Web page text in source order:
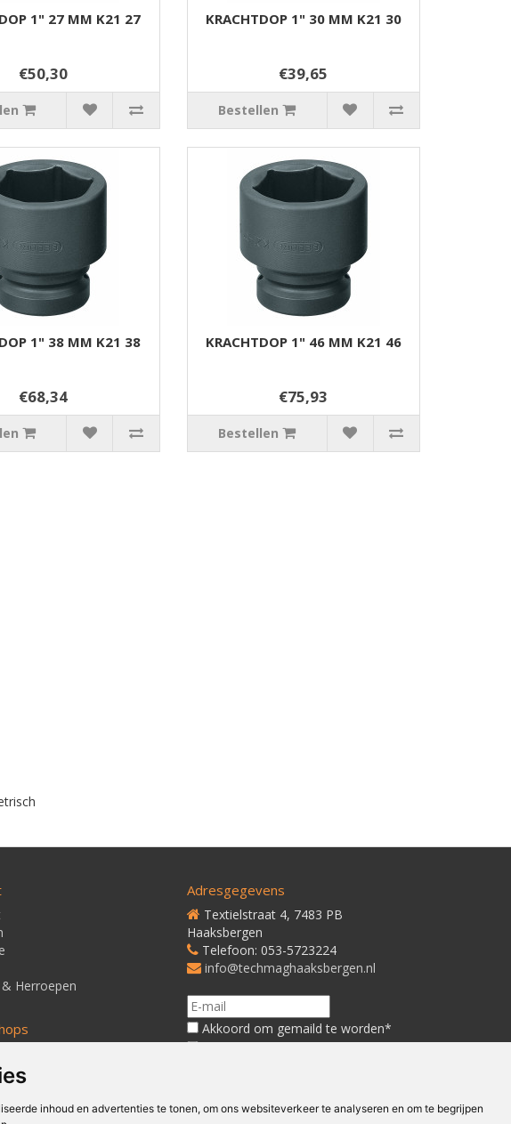
inhoud en advertenties te tonen, om ons websiteverkeer te analyseren en om te begrijpen
1" 27 MM K21 27
€50,30
KRACHTDOP 1" 30 MM K21 30
€39,65
Bestellen
1" 38 MM K21 38
€68,34
KRACHTDOP 1" 46 MM K21 46
€75,93
Bestellen
Herroepen
Adresgegevens
Textielstraat 4, 7483 PB
Haaksbergen
Telefoon: 053-5723224
info@techmaghaaksbergen.nl
Akkoord om gemaild te worden*
Akkoord met onsPrivacybeleid*